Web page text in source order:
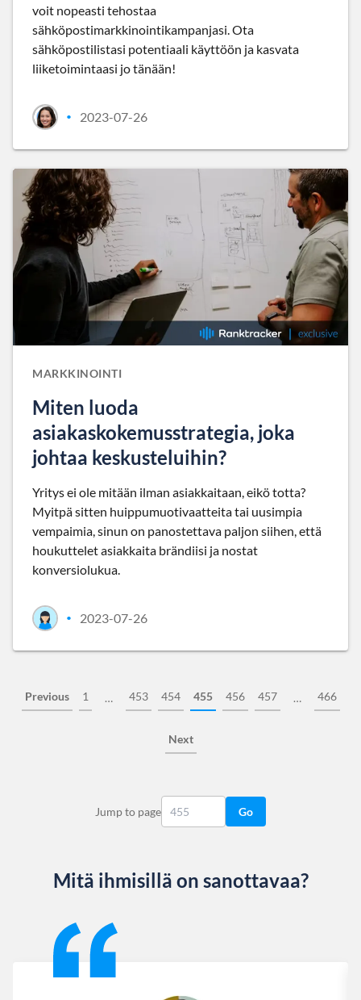
voit nopeasti tehostaa
sähköpostimarkkinointikampanjasi. Ota
sähköpostilistasi potentiaali käyttöön ja kasvata
liiketoimintaasi jo tänään!
• 2023-07-26
MARKKINOINTI
Miten luoda
asiakaskokemusstrategia, joka
johtaa keskusteluihin?
Yritys ei ole mitään ilman asiakkaitaan, eikö totta?
Myitpä sitten huippumuotivaatteita tai uusimpia
vempaimia, sinun on panostettava paljon siihen, että
houkuttelet asiakkaita brändiisi ja nostat
konversiolukua.
• 2023-07-26
Previous 1 … 453 454 455 456 457 … 466
Next
Jump to page Go
Mitä ihmisillä on sanottavaa?